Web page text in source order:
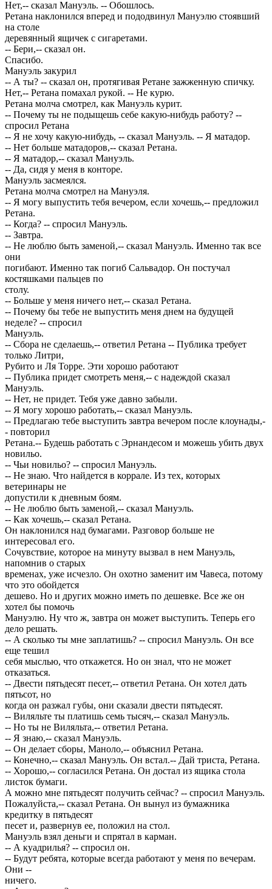
Нет,-- сказал Мануэль. -- Обошлось.
Ретана наклонился вперед и пододвинул Мануэлю стоявший
на столе
деревянный ящичек с сигаретами.
-- Бери,-- сказал он.
Спасибо.
Мануэль закурил
-- А ты? -- сказал он, протягивая Ретане зажженную спичку.
Нет,-- Ретана помахал рукой. -- Не курю.
Ретана молча смотрел, как Мануэль курит.
-- Почему ты не подыщешь себе какую-нибудь работу? --
спросил Ретана
-- Я не хочу какую-нибудь, -- сказал Мануэль. -- Я матадор.
-- Нет больше матадоров,-- сказал Ретана.
-- Я матадор,-- сказал Мануэль.
-- Да, сидя у меня в конторе.
Мануэль засмеялся.
Ретана молча смотрел на Мануэля.
-- Я могу выпустить тебя вечером, если хочешь,-- предложил
Ретана.
-- Когда? -- спросил Мануэль.
-- Завтра.
-- Не люблю быть заменой,-- сказал Мануэль. Именно так все
они
погибают. Именно так погиб Сальвадор. Он постучал
костяшками пальцев по
столу.
-- Больше у меня ничего нет,-- сказал Ретана.
-- Почему бы тебе не выпустить меня днем на будущей
неделе? -- спросил
Мануэль.
-- Сбора не сделаешь,-- ответил Ретана -- Публика требует
только Литри,
Рубито и Ля Торре. Эти хорошо работают
-- Публика придет смотреть меня,-- с надеждой сказал
Мануэль.
-- Нет, не придет. Тебя уже давно забыли.
-- Я могу хорошо работать,-- сказал Мануэль.
-- Предлагаю тебе выступить завтра вечером после клоунады,-
- повторил
Ретана.-- Будешь работать с Эрнандесом и можешь убить двух
новильо.
-- Чьи новильо? -- спросил Мануэль.
-- Не знаю. Что найдется в коррале. Из тех, которых
ветеринары не
допустили к дневным боям.
-- Не люблю быть заменой,-- сказал Мануэль.
-- Как хочешь,-- сказал Ретана.
Он наклонился над бумагами. Разговор больше не
интересовал его.
Сочувствие, которое на минуту вызвал в нем Мануэль,
напомнив о старых
временах, уже исчезло. Он охотно заменит им Чавеса, потому
что это обойдется
дешево. Но и других можно иметь по дешевке. Все же он
хотел бы помочь
Мануэлю. Ну что ж, завтра он может выступить. Теперь его
дело решать.
-- А сколько ты мне заплатишь? -- спросил Мануэль. Он все
еще тешил
себя мыслью, что откажется. Но он знал, что не может
отказаться.
-- Двести пятьдесят песет,-- ответил Ретана. Он хотел дать
пятьсот, но
когда он разжал губы, они сказали двести пятьдесят.
-- Виляльте ты платишь семь тысяч,-- сказал Мануэль.
-- Но ты не Виляльта,-- ответил Ретана.
-- Я знаю,-- сказал Мануэль.
-- Он делает сборы, Маноло,-- объяснил Ретана.
-- Конечно,-- сказал Мануэль. Он встал.-- Дай триста, Ретана.
-- Хорошо,-- согласился Ретана. Он достал из ящика стола
листок бумаги.
А можно мне пятьдесят получить сейчас? -- спросил Мануэль.
Пожалуйста,-- сказал Ретана. Он вынул из бумажника
кредитку в пятьдесят
песет и, развернув ее, положил на стол.
Мануэль взял деньги и спрятал в карман.
-- А куадрилья? -- спросил он.
-- Будут ребята, которые всегда работают у меня по вечерам.
Они --
ничего.